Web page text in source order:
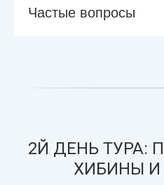
Частые вопросы
2Й ДЕНЬ ТУРА:
ХИБИНЫ И